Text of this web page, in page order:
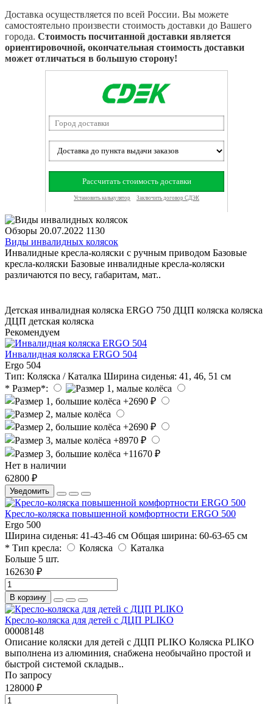
Доставка осуществляется по всей России. Вы можете
самостоятельно произвести стоимость доставки до Вашего
города. Стоимость посчитанной доставки является
ориентировочной, окончательная стоимость доставки
может отличаться в большую сторону!
Обзоры 20.07.2022 1130
Виды инвалидных колясок
Инвалидные кресла-коляски с ручным приводом Базовые
кресла-коляски Базовые инвалидные кресла-коляски
различаются по весу, габаритам, мат..
Детская инвалидная коляска ERGO 750 ДЦП коляска коляска
ДЦП детская коляска
Рекомендуем
Инвалидная коляска ERGO 504
Ergo 504
Тип: Коляска / Каталка Ширина cиденья: 41, 46, 51 см
* Размер*:
Нет в наличии
62800 ₽
Уведомить
Кресло-коляска повышенной комфортности ERGO 500
Ergo 500
Ширина cиденья: 41-43-46 см Общая ширина: 60-63-65 см
* Тип кресла:
Коляска
Каталка
Больше 5 шт.
162630 ₽
В корзину
Кресло-коляска для детей с ДЦП PLIKO
00008148
Описание коляски для детей с ДЦП PLIKO Коляска PLIKO
выполнена из алюминия, снабжена необычайно простой и
быстрой системой складыв..
По запросу
128000 ₽